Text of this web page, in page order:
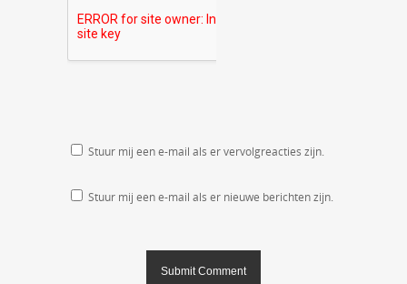
Stuur mij een e-mail als er vervolgreacties zijn.
Stuur mij een e-mail als er nieuwe berichten zijn.